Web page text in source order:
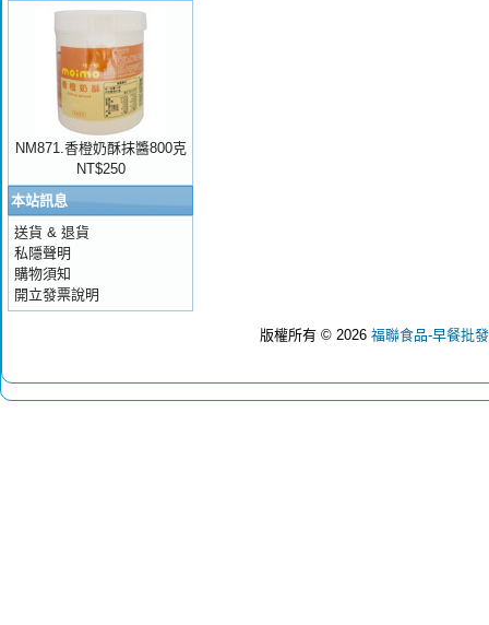
NM871.香橙奶酥抹醬800克
NT$250
本站訊息
送貨 & 退貨
私隱聲明
購物須知
開立發票說明
版權所有 © 2026 福聯食品-早餐批